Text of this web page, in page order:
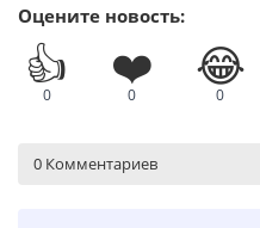
Оцените новость:
👍
0
❤️
0
😂
0
0 Комментариев